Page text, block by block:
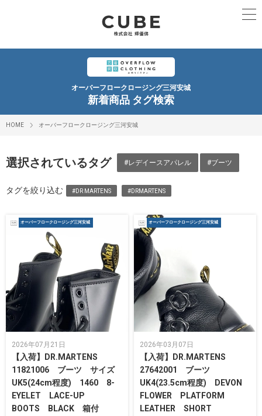
オーバーフロークロージング三河安城
新着商品 タグ検索
HOME オーバーフロークロージング三河安城
選択されているタグ #レデイースアパレル #ブーツ
タグを絞り込む #DR MARTENS #DRMARTENS
オーバーフロークロージング三河安城
2026年07月21日
【入荷】DR.MARTENS
11821006 ブーツ サイズ
UK5(24cm程度) 1460 8-
EYELET LACE-UP
BOOTS BLACK 箱付
オーバーフロークロージング三河安城
2026年03月07日
【入荷】DR.MARTENS
27642001 ブーツ
UK4(23.5cm程度) DEVON
FLOWER PLATFORM
LEATHER SHORT